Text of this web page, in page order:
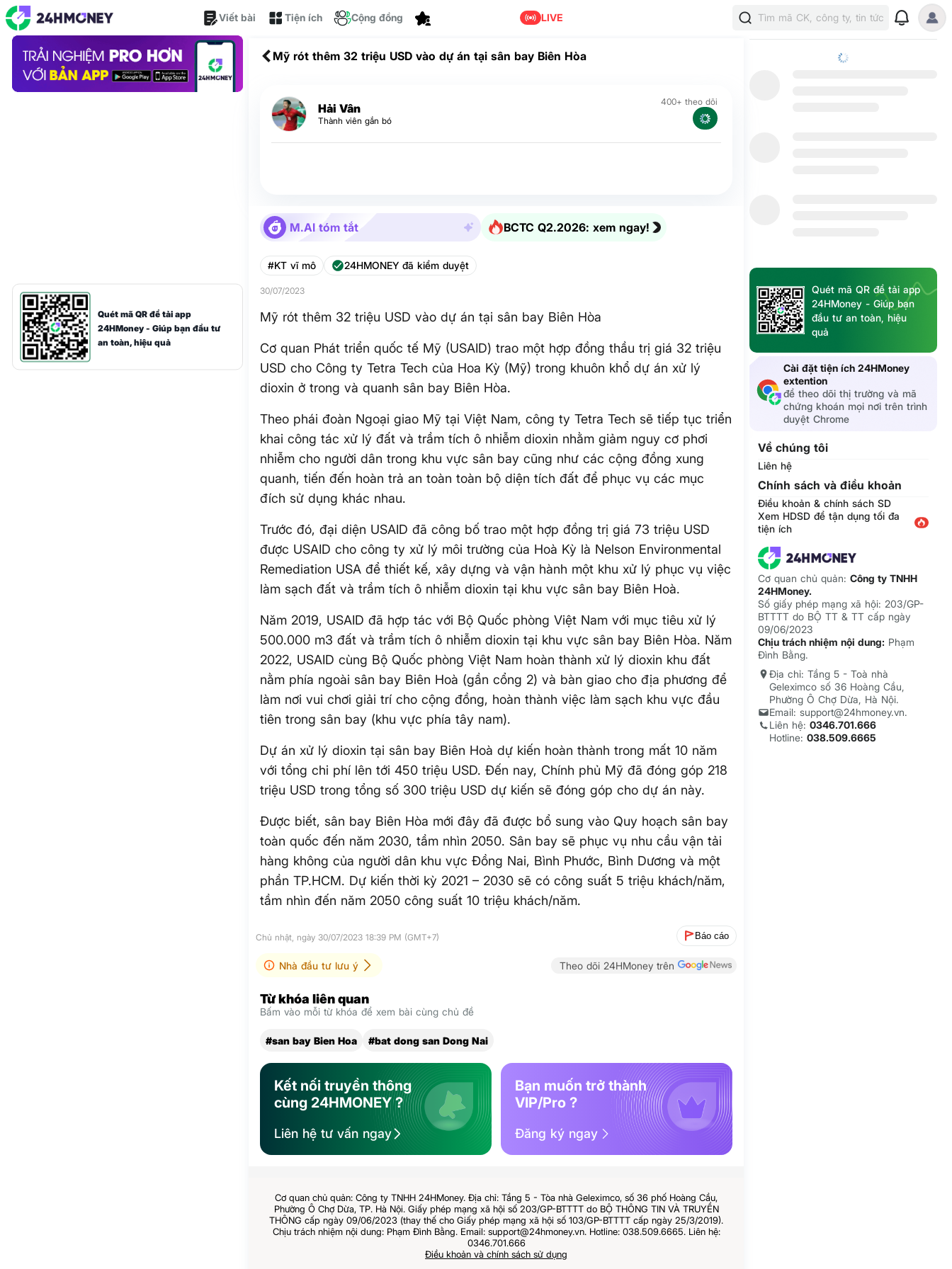
Viết bài Tiện ích Cộng đồng LIVE Tìm mã CK, công ty, tin tức
Quét mã QR để tải app
24HMoney - Giúp bạn đầu tư
an toàn, hiệu quả
Mỹ rót thêm 32 triệu USD vào dự án tại sân bay Biên Hòa
Hải Vân
Thành viên gắn bó
400+ theo dõi
M.AI tóm tắt BCTC Q2.2026: xem ngay!
#KT vĩ mô 24HMONEY đã kiểm duyệt
30/07/2023
Mỹ rót thêm 32 triệu USD vào dự án tại sân bay Biên Hòa
Cơ quan Phát triển quốc tế Mỹ (USAID) trao một hợp đồng thầu trị giá 32 triệu
USD cho Công ty Tetra Tech của Hoa Kỳ (Mỹ) trong khuôn khổ dự án xử lý
dioxin ở trong và quanh sân bay Biên Hòa.
Theo phái đoàn Ngoại giao Mỹ tại Việt Nam, công ty Tetra Tech sẽ tiếp tục triển
khai công tác xử lý đất và trầm tích ô nhiễm dioxin nhằm giảm nguy cơ phơi
nhiễm cho người dân trong khu vực sân bay cũng như các cộng đồng xung
quanh, tiến đến hoàn trả an toàn toàn bộ diện tích đất để phục vụ các mục
đích sử dụng khác nhau.
Trước đó, đại diện USAID đã công bố trao một hợp đồng trị giá 73 triệu USD
được USAID cho công ty xử lý môi trường của Hoà Kỳ là Nelson Environmental
Remediation USA để thiết kế, xây dựng và vận hành một khu xử lý phục vụ việc
làm sạch đất và trầm tích ô nhiễm dioxin tại khu vực sân bay Biên Hoà.
Năm 2019, USAID đã hợp tác với Bộ Quốc phòng Việt Nam với mục tiêu xử lý
500.000 m3 đất và trầm tích ô nhiễm dioxin tại khu vực sân bay Biên Hòa. Năm
2022, USAID cùng Bộ Quốc phòng Việt Nam hoàn thành xử lý dioxin khu đất
nằm phía ngoài sân bay Biên Hoà (gần cổng 2) và bàn giao cho địa phương để
làm nơi vui chơi giải trí cho cộng đồng, hoàn thành việc làm sạch khu vực đầu
tiên trong sân bay (khu vực phía tây nam).
Dự án xử lý dioxin tại sân bay Biên Hoà dự kiến hoàn thành trong mất 10 năm
với tổng chi phí lên tới 450 triệu USD. Đến nay, Chính phủ Mỹ đã đóng góp 218
triệu USD trong tổng số 300 triệu USD dự kiến sẽ đóng góp cho dự án này.
Được biết, sân bay Biên Hòa mới đây đã được bổ sung vào Quy hoạch sân bay
toàn quốc đến năm 2030, tầm nhìn 2050. Sân bay sẽ phục vụ nhu cầu vận tải
hàng không của người dân khu vực Đồng Nai, Bình Phước, Bình Dương và một
phần TP.HCM. Dự kiến thời kỳ 2021 – 2030 sẽ có công suất 5 triệu khách/năm,
tầm nhìn đến năm 2050 công suất 10 triệu khách/năm.
Chủ nhật, ngày 30/07/2023 18:39 PM (GMT+7) Báo cáo
Nhà đầu tư lưu ý Theo dõi 24HMoney trên
Từ khóa liên quan
Bấm vào mỗi từ khóa để xem bài cùng chủ đề
#san bay Bien Hoa #bat dong san Dong Nai
Kết nối truyền thông
cùng 24HMONEY ?
Liên hệ tư vấn ngay
Bạn muốn trở thành
VIP/Pro ?
Đăng ký ngay
Cơ quan chủ quản: Công ty TNHH 24HMoney. Địa chỉ: Tầng 5 - Tòa nhà Geleximco, số 36 phố Hoàng Cầu,
Phường Ô Chợ Dừa, TP. Hà Nội. Giấy phép mạng xã hội số 203/GP-BTTTT do BỘ THÔNG TIN VÀ TRUYỀN
THÔNG cấp ngày 09/06/2023 (thay thế cho Giấy phép mạng xã hội số 103/GP-BTTTT cấp ngày 25/3/2019).
Chịu trách nhiệm nội dung: Phạm Đình Bằng. Email: support@24hmoney.vn. Hotline: 038.509.6665. Liên hệ:
0346.701.666
Điều khoản và chính sách sử dụng
Quét mã QR để tải app
24HMoney - Giúp bạn
đầu tư an toàn, hiệu
quả
Cài đặt tiện ích 24HMoney
extention
để theo dõi thị trường và mã
chứng khoán mọi nơi trên trình
duyệt Chrome
Về chúng tôi
Liên hệ
Chính sách và điều khoản
Điều khoản & chính sách SD
Xem HDSD để tận dụng tối đa
tiện ích
Cơ quan chủ quản:Công ty TNHH
24HMoney.
Số giấy phép mạng xã hội: 203/GP-
BTTTT do BỘ TT & TT cấp ngày
09/06/2023
Chịu trách nhiệm nội dung: Phạm
Đình Bằng.
Địa chỉ: Tầng 5 - Toà nhà
Geleximco số 36 Hoàng Cầu,
Phường Ô Chợ Dừa, Hà Nội.
Email: support@24hmoney.vn.
Liên hệ:0346.701.666
Hotline:038.509.6665